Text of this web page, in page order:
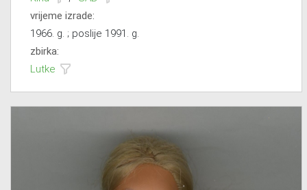
vrijeme izrade:
1966. g. ; poslije 1991. g.
zbirka:
Lutke